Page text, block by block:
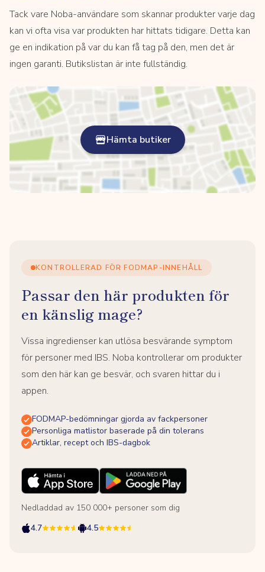
Tack vare Noba-användare som skannar produkter varje dag
kan vi ofta visa var produkten har hittats tidigare. Detta kan
ge en indikation på var du kan få tag på den, men det är
ingen garanti. Butikslistan är inte fullständig.
Hämta butiker
KONTROLLERAD FÖR FODMAP-INNEHÅLL
Passar den här produkten för
en känslig mage?
Vissa ingredienser kan utlösa besvärande symptom
för personer med IBS. Noba kontrollerar om produkter
som den här kan ge besvär, och svaren hittar du i
appen.
FODMAP-bedömningar gjorda av fackpersoner
Personliga matlistor baserade på din tolerans
Artiklar, recept och IBS-dagbok
Nedladdad av 150 000+ personer som dig
4.7
4.5